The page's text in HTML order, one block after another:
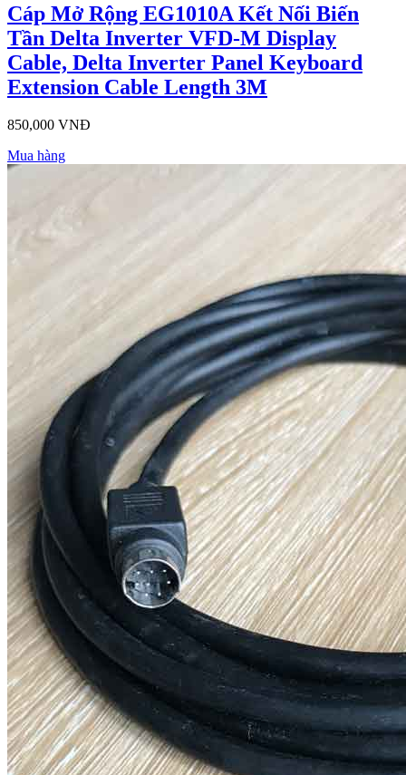
Cáp Mở Rộng EG1010A Kết Nối Biến
Tần Delta Inverter VFD-M Display
Cable, Delta Inverter Panel Keyboard
Extension Cable Length 3M
850,000 VNĐ
Mua hàng